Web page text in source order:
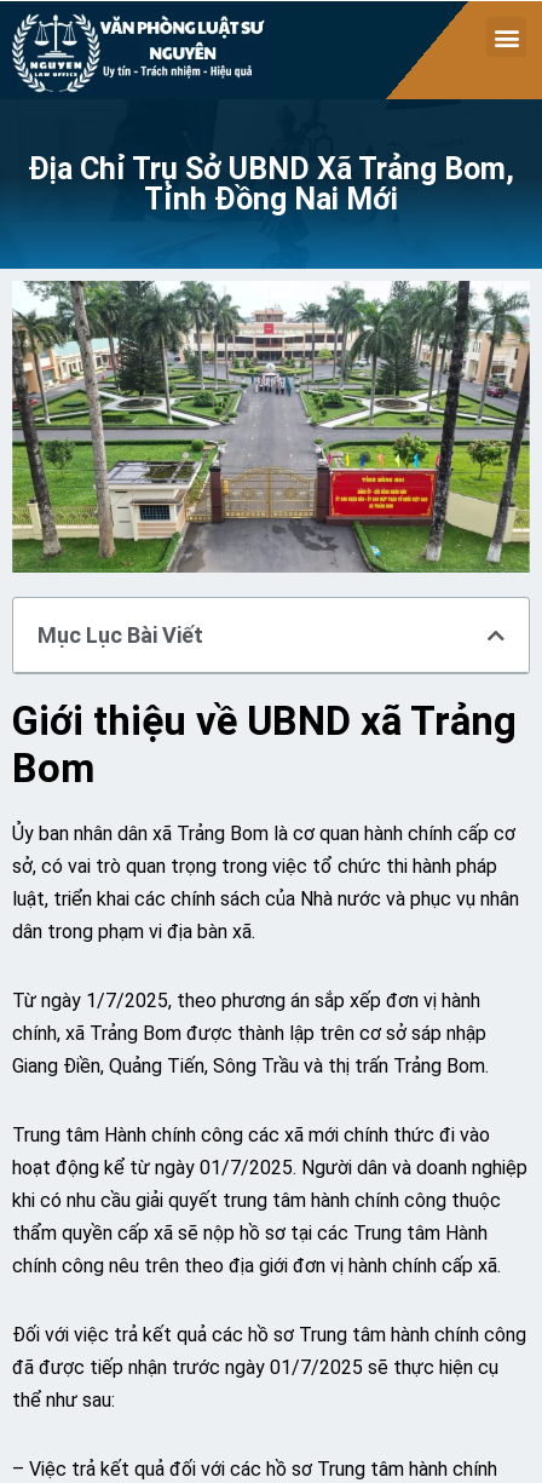
Địa Chỉ Trụ Sở UBND Xã Trảng Bom,
Tỉnh Đồng Nai Mới
Mục Lục Bài Viết
Giới thiệu về UBND xã Trảng
Bom
Ủy ban nhân dân xã Trảng Bom là cơ quan hành chính cấp cơ
sở, có vai trò quan trọng trong việc tổ chức thi hành pháp
luật, triển khai các chính sách của Nhà nước và phục vụ nhân
dân trong phạm vi địa bàn xã.
Từ ngày 1/7/2025, theo phương án sắp xếp đơn vị hành
chính, xã Trảng Bom được thành lập trên cơ sở sáp nhập
Giang Điền, Quảng Tiến, Sông Trầu và thị trấn Trảng Bom.
Trung tâm Hành chính công các xã mới chính thức đi vào
hoạt động kể từ ngày 01/7/2025. Người dân và doanh nghiệp
khi có nhu cầu giải quyết trung tâm hành chính công thuộc
thẩm quyền cấp xã sẽ nộp hồ sơ tại các Trung tâm Hành
chính công nêu trên theo địa giới đơn vị hành chính cấp xã.
Đối với việc trả kết quả các hồ sơ Trung tâm hành chính công
đã được tiếp nhận trước ngày 01/7/2025 sẽ thực hiện cụ
thể như sau:
– Việc trả kết quả đối với các hồ sơ Trung tâm hành chính